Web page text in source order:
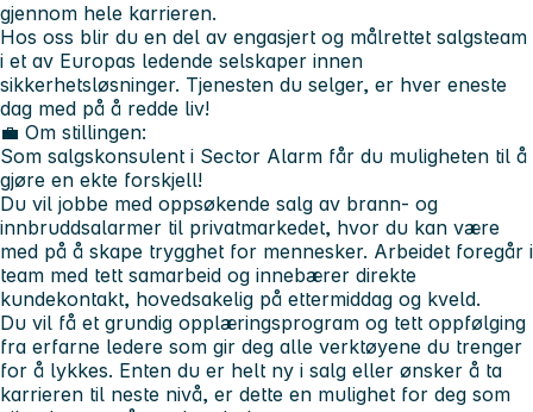
gjennom hele karrieren.
Hos oss blir du en del av engasjert og målrettet salgsteam
i et av Europas ledende selskaper innen
sikkerhetsløsninger. Tjenesten du selger, er hver eneste
dag med på å redde liv!
💼 Om stillingen:
Som salgskonsulent i Sector Alarm får du muligheten til å
gjøre en ekte forskjell!
Du vil jobbe med oppsøkende salg av brann- og
innbruddsalarmer til privatmarkedet, hvor du kan være
med på å skape trygghet for mennesker. Arbeidet foregår i
team med tett samarbeid og innebærer direkte
kundekontakt, hovedsakelig på ettermiddag og kveld.
Du vil få et grundig opplæringsprogram og tett oppfølging
fra erfarne ledere som gir deg alle verktøyene du trenger
for å lykkes. Enten du er helt ny i salg eller ønsker å ta
karrieren til neste nivå, er dette en mulighet for deg som